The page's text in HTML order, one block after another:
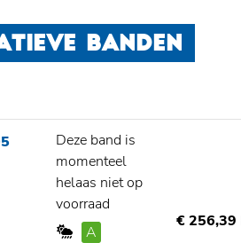
BANDEN
Deze band is
momenteel
helaas niet op
voorraad
A
€ 256,39